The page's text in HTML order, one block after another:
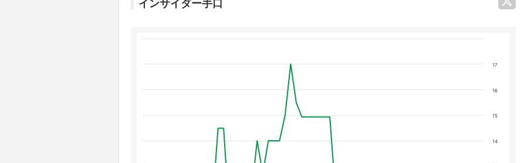
インサイダー手口
14
15
16
17